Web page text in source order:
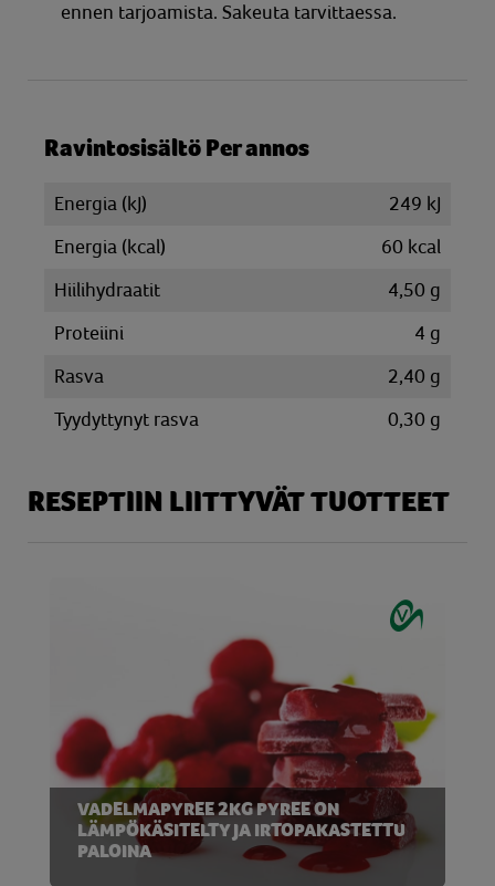
ennen tarjoamista. Sakeuta tarvittaessa.
Ravintosisältö Per annos
Energia (kJ)
249 kJ
Energia (kcal)
60 kcal
Hiilihydraatit
4,50 g
Proteiini
4 g
Rasva
2,40 g
Tyydyttynyt rasva
0,30 g
RESEPTIIN LIITTYVÄT TUOTTEET
VADELMAPYREE 2KG PYREE ON
LÄMPÖKÄSITELTY JA IRTOPAKASTETTU
PALOINA